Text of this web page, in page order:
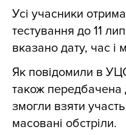
Усі учасники
тестування до 11
вказано дату, час і
Як повідомили в
також передбачена
змогли взяти
масовані обстріли.